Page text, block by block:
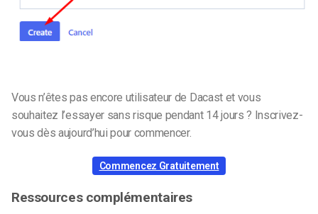
Vous n’êtes pas encore utilisateur de Dacast et vous
souhaitez l’essayer sans risque pendant 14 jours ? Inscrivez-
vous dès aujourd’hui pour commencer.
Commencez Gratuitement
Ressources complémentaires